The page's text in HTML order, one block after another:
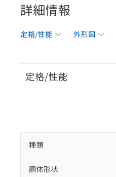
詳細情報
定格/性能 外形図
定格/性能
種類
胴体形状